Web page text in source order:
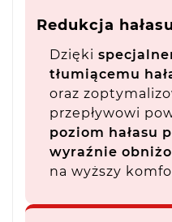
Redukcja hałasu
Dzięki
tłumiącemu
oraz
przepływowi
poziom hałasu
wyraźnie
na wyższy